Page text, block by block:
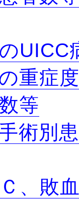
UICC
重症
等
術別
、敗